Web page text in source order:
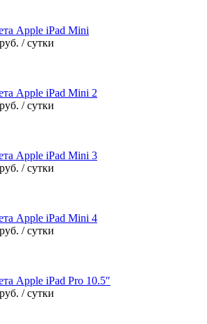
Apple iPad Mini
руб. / сутки
Apple iPad Mini 2
руб. / сутки
Apple iPad Mini 3
руб. / сутки
Apple iPad Mini 4
руб. / сутки
Apple iPad Pro 10.5″
руб. / сутки